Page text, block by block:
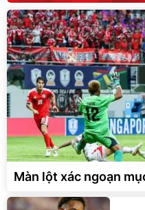
Màn lột xác ngoạn